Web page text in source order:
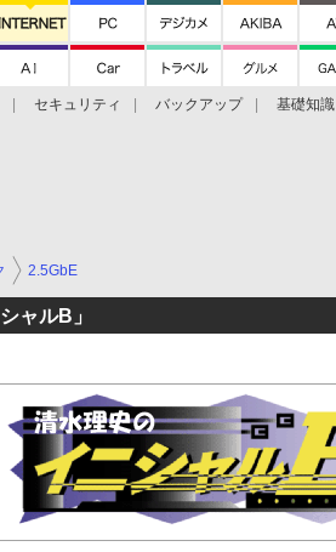
セキュリティ バックアップ 基礎知
2.5GbE
ャルB」